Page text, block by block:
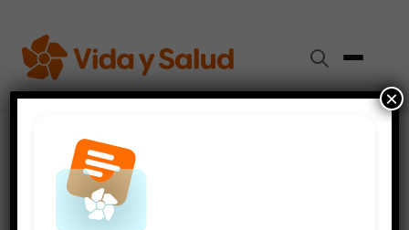
Niños y Adolescentes
Que el uso de la computadora no enferme a tus niños
NIÑOS Y ADOLESCENTES
×